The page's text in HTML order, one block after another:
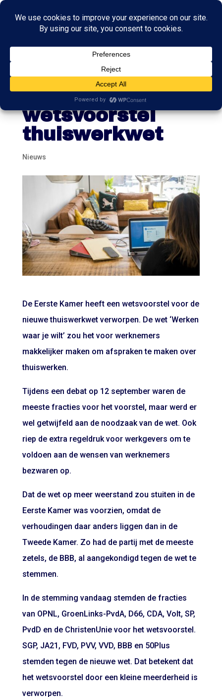
Eerste Kamer
verwerpt
wetsvoorstel
thuiswerkwet
Nieuws
De Eerste Kamer heeft een wetsvoorstel voor de
nieuwe thuiswerkwet verworpen. De wet ‘Werken
waar je wilt’ zou het voor werknemers
makkelijker maken om afspraken te maken over
thuiswerken.
Tijdens een debat op 12 september waren de
meeste fracties voor het voorstel, maar werd er
wel getwijfeld aan de noodzaak van de wet. Ook
riep de extra regeldruk voor werkgevers om te
voldoen aan de wensen van werknemers
bezwaren op.
Dat de wet op meer weerstand zou stuiten in de
Eerste Kamer was voorzien, omdat de
verhoudingen daar anders liggen dan in de
Tweede Kamer. Zo had de partij met de meeste
zetels, de BBB, al aangekondigd tegen de wet te
stemmen.
In de stemming vandaag stemden de fracties
van OPNL, GroenLinks-PvdA, D66, CDA, Volt, SP,
PvdD en de ChristenUnie voor het wetsvoorstel.
SGP, JA21, FVD, PVV, VVD, BBB en 50Plus
stemden tegen de nieuwe wet. Dat betekent dat
het wetsvoorstel door een kleine meerderheid is
verworpen.